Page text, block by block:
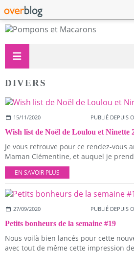
DIVERS
15/11/2020 PUBLIÉ DEPUIS
Wish list de Noël de Loulou et Ninette
Je vous retrouve pour ce rendez-vous
Maman Clémentine, et auquel je
EN SAVOIR PLUS
27/09/2020 PUBLIÉ DEPUIS
Petits bonheurs de la semaine #19
Nous voilà bien lancés pour cette
avec tout de même cette impression